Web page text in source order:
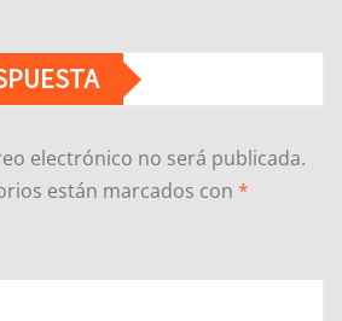
electrónico no será publicada.
están marcados con *